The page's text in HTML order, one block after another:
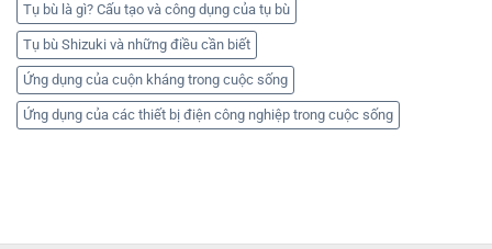
Tụ bù là gì? Cấu tạo và công dụng của tụ bù
Tụ bù Shizuki và những điều cần biết
Ứng dụng của cuộn kháng trong cuộc sống
Ứng dụng của các thiết bị điện công nghiệp trong cuộc sống